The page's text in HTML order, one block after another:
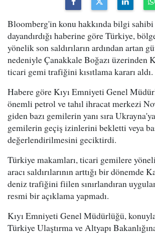
Bloomberg'in konu hakkında bilgi
dayandırdığı haberine göre Türkiye,
yönelik son saldırıların ardından artan
nedeniyle Çanakkale Boğazı üzerinden
ticari gemi trafiğini kısıtlama kararı aldı.
Habere göre Kıyı Emniyeti Genel
önemli petrol ve tahıl ihracat merkezi
giden bazı gemilerin yanı sıra
gemilerin geçiş izinlerini bekletti veya
değerlendirilmesini geciktirdi.
Türkiye makamları, ticari gemilere
aracı saldırılarının arttığı bir dönemde
deniz trafiğini fiilen sınırlandıran
resmi bir açıklama yapmadı.
Kıyı Emniyeti Genel Müdürlüğü,
Türkiye Ulaştırma ve Altyapı